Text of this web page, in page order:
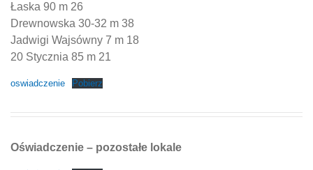
Łaska 90 m 26
Drewnowska 30-32 m 38
Jadwigi Wajsówny 7 m 18
20 Stycznia 85 m 21
oswiadczenie Pobierz
Oświadczenie – pozostałe lokale